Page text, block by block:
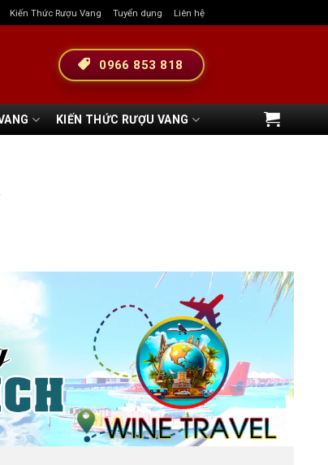
Kiến Thức Rượu Vang Tuyển dụng Liên hệ
0966 853 818
KIẾN THỨC RƯỢU VANG